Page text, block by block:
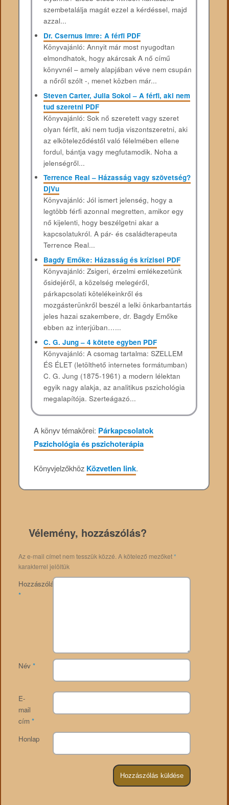
szembetalálja magát ezzel a kérdéssel, majd
azzal...
Dr. Csernus Imre: A férfi PDF
Könyvajánló: Annyit már most nyugodtan
elmondhatok, hogy akárcsak A nő című
könyvnél – amely alapjában véve nem csupán
a nőről szólt -, menet közben már...
Steven Carter, Julia Sokol – A férfi, aki nem
tud szeretni PDF
Könyvajánló: Sok nő szeretett vagy szeret
olyan férfit, aki nem tudja viszontszeretni, aki
az elköteleződéstől való félelmében ellene
fordul, bántja vagy megfutamodik. Noha a
jelenségről...
Terrence Real – Házasság vagy szövetség?
DjVu
Könyvajánló: Jól ismert jelenség, hogy a
legtöbb férfi azonnal megretten, amikor egy
nő kijelenti, hogy beszélgetni akar a
kapcsolatukról. A pár- és családterapeuta
Terrence Real...
Bagdy Emőke: Házasság és krízisei PDF
Könyvajánló: Zsigeri, érzelmi emlékezetünk
ősidejéről, a közelség melegéről,
párkapcsolati kötelékeinkről és
mozgásterünkről beszél a lelki önkarbantartás
jeles hazai szakembere, dr. Bagdy Emőke
ebben az interjúban…...
C. G. Jung – 4 kötete egyben PDF
Könyvajánló: A csomag tartalma: SZELLEM
ÉS ÉLET (letölthető internetes formátumban)
C. G. Jung (1875-1961) a modern lélektan
egyik nagy alakja, az analitikus pszichológia
megalapítója. Szerteágazó...
A könyv témakörei: Párkapcsolatok
Pszichológia és pszichoterápia
Könyvjelzőkhöz Közvetlen link.
Vélemény, hozzászólás?
Az e-mail címet nem tesszük közzé.A kötelező mezőket*
karakterrel jelöltük
Hozzászólás
*
Név *
E-
mail
cím *
Honlap